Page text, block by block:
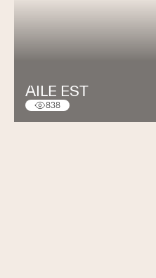
AILE EST
838